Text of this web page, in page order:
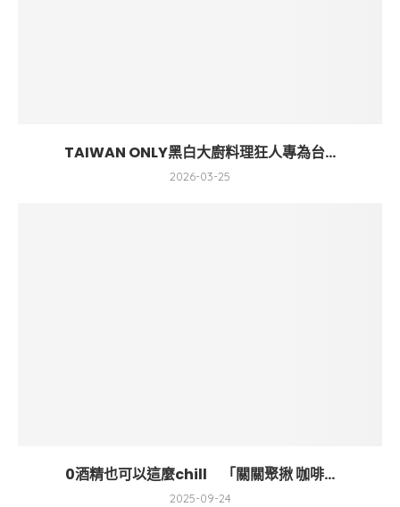
TAIWAN ONLY黑白大廚料理狂人專為台...
2026-03-25
0酒精也可以這麼chill 「關關聚揪 咖啡...
2025-09-24